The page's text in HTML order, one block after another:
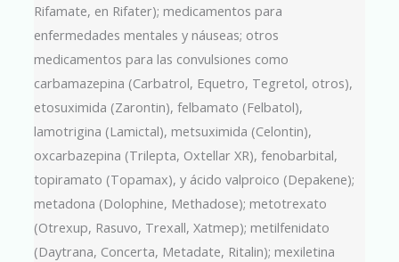
Rifamate, en Rifater); medicamentos para
enfermedades mentales y náuseas; otros
medicamentos para las convulsiones como
carbamazepina (Carbatrol, Equetro, Tegretol, otros),
etosuximida (Zarontin), felbamato (Felbatol),
lamotrigina (Lamictal), metsuximida (Celontin),
oxcarbazepina (Trilepta, Oxtellar XR), fenobarbital,
topiramato (Topamax), y ácido valproico (Depakene);
metadona (Dolophine, Methadose); metotrexato
(Otrexup, Rasuvo, Trexall, Xatmep); metilfenidato
(Daytrana, Concerta, Metadate, Ritalin); mexiletina